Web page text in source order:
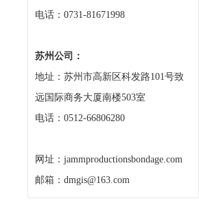
电话：0731-81671998
苏州公司：
地址：苏州市高新区科发路101号致
远国际商务大厦南楼503室
电话：0512-66806280
网址：jammproductionsbondage.com
邮箱：dmgis@163.com